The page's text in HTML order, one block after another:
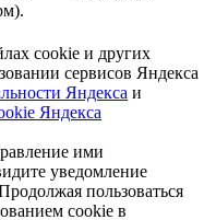
cookie и других
сервисов Яндекса
Яндекса и
Яндекса
ими
уведомление
пользоваться
cookie в